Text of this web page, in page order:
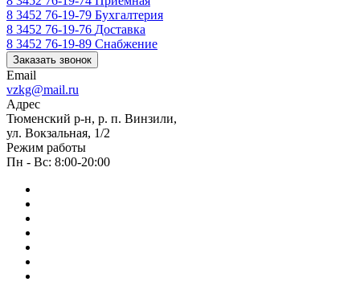
8 3452 76-19-79 Бухгалтерия
8 3452 76-19-76 Доставка
8 3452 76-19-89 Снабжение
Заказать звонок
Email
vzkg@mail.ru
Адрес
Тюменский р-н, р. п. Винзили,
ул. Вокзальная, 1/2
Режим работы
Пн - Вс: 8:00-20:00